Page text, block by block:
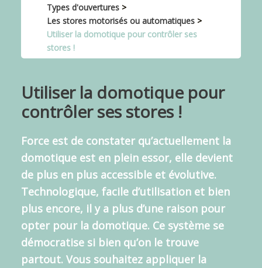
Types d'ouvertures>
Les stores motorisés ou automatiques>
Utiliser la domotique pour contrôler ses
stores !
Utiliser la domotique pour
contrôler ses stores !
Force est de constater qu’actuellement la
domotique est en plein essor, elle devient
de plus en plus accessible et évolutive.
Technologique, facile d’utilisation et bien
plus encore, il y a plus d’une raison pour
opter pour la domotique. Ce système se
démocratise si bien qu’on le trouve
partout. Vous souhaitez appliquer la